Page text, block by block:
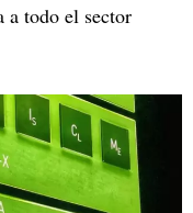
a todo el sector